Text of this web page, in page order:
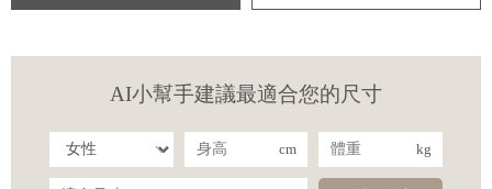
AI小幫手建議最適合您的尺寸
cm kg